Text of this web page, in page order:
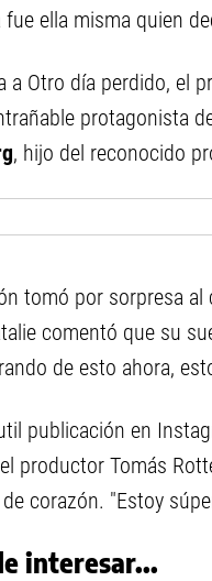
fue ella misma quien
a Otro día perdido, el
protagonista
, hijo del reconocido
tomó por sorpresa
comentó que su
de esto ahora,
publicación en
productor Tomás
corazón. "Estoy
interesar...